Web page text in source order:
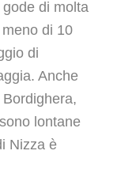
di molta
di 10
di
Anche
lontane
Nizza è